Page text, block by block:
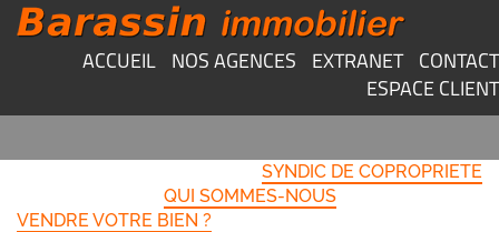
ACCUEIL NOS AGENCES EXTRANET
CONTACT
ESPACE CLIENT
SYNDIC DE COPROPRIETE
QUI SOMMES-NOUS
VENDRE VOTRE BIEN ?